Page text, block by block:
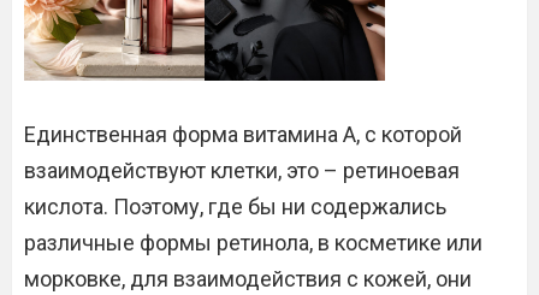
Единственная форма витамина А, с которой
взаимодействуют клетки, это – ретиноевая
кислота. Поэтому, где бы ни содержались
различные формы ретинола, в косметике или
морковке, для взаимодействия с кожей, они